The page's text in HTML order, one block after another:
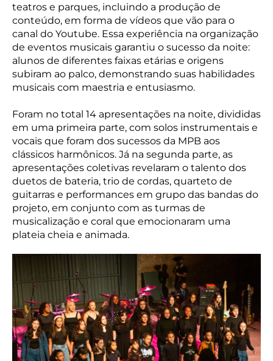
teatros e parques, incluindo a produção de
conteúdo, em forma de vídeos que vão para o
canal do Youtube. Essa experiência na organização
de eventos musicais garantiu o sucesso da noite:
alunos de diferentes faixas etárias e origens
subiram ao palco, demonstrando suas habilidades
musicais com maestria e entusiasmo.
Foram no total 14 apresentações na noite, divididas
em uma primeira parte, com solos instrumentais e
vocais que foram dos sucessos da MPB aos
clássicos harmônicos. Já na segunda parte, as
apresentações coletivas revelaram o talento dos
duetos de bateria, trio de cordas, quarteto de
guitarras e performances em grupo das bandas do
projeto, em conjunto com as turmas de
musicalização e coral que emocionaram uma
plateia cheia e animada.